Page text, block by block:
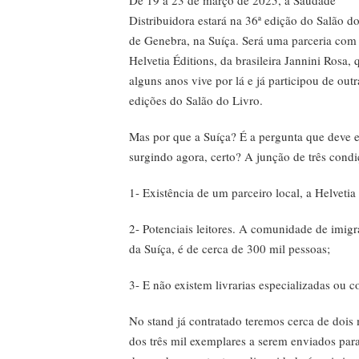
Distribuidora estará na 36ª edição do Salão
de Genebra, na Suíça. Será uma parceria com
Helvetia Éditions, da brasileira Jannini Rosa,
alguns anos vive por lá e já participou de
edições do Salão do Livro.
Mas por que a Suíça? É a pergunta que deve
surgindo agora, certo? A junção de três
1- Existência de um parceiro local, a
2- Potenciais leitores. A comunidade de
da Suíça, é de cerca de 300 mil pessoas;
3- E não existem livrarias especializadas ou
No stand já contratado teremos cerca de
dos três mil exemplares a serem enviados